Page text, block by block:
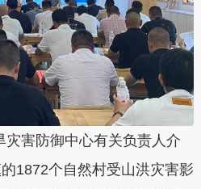
害防御中心有关负责人介
1872个自然村受山洪灾害影